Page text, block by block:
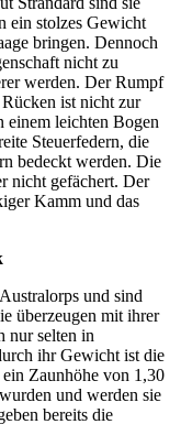
ein stolzes Gewicht
bringen. Dennoch
nicht zu
werden. Der Rumpf
ist nicht zur
einem leichten Bogen
Steuerfedern, die
bedeckt werden. Die
nicht gefächert. Der
Kamm und das
und sind
überzeugen mit ihrer
nur selten in
ihr Gewicht ist die
Zaunhöhe von 1,30
und werden sie
bereits die